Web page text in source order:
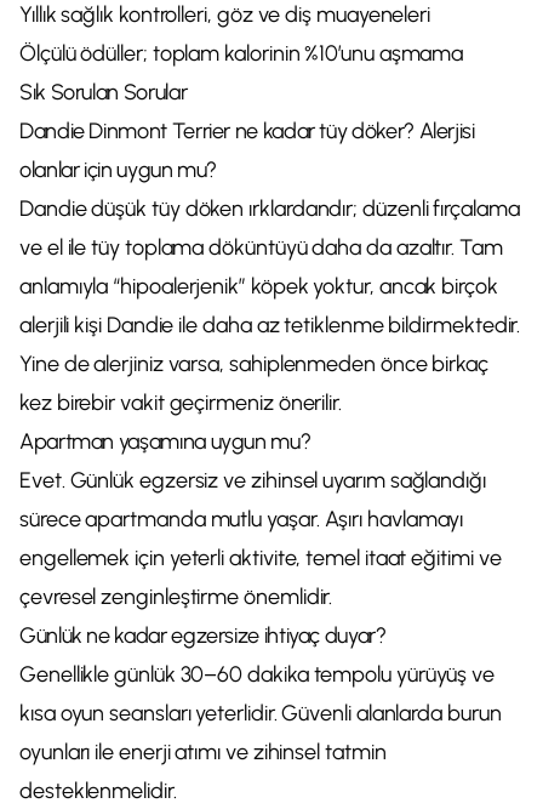
Yıllık sağlık kontrolleri, göz ve diş muayeneleri
Ölçülü ödüller; toplam kalorinin %10’unu aşmama
Sık Sorulan Sorular
Dandie Dinmont Terrier ne kadar tüy döker? Alerjisi
olanlar için uygun mu?
Dandie düşük tüy döken ırklardandır; düzenli fırçalama
ve el ile tüy toplama döküntüyü daha da azaltır. Tam
anlamıyla “hipoalerjenik” köpek yoktur, ancak birçok
alerjili kişi Dandie ile daha az tetiklenme bildirmektedir.
Yine de alerjiniz varsa, sahiplenmeden önce birkaç
kez birebir vakit geçirmeniz önerilir.
Apartman yaşamına uygun mu?
Evet. Günlük egzersiz ve zihinsel uyarım sağlandığı
sürece apartmanda mutlu yaşar. Aşırı havlamayı
engellemek için yeterli aktivite, temel itaat eğitimi ve
çevresel zenginleştirme önemlidir.
Günlük ne kadar egzersize ihtiyaç duyar?
Genellikle günlük 30–60 dakika tempolu yürüyüş ve
kısa oyun seansları yeterlidir. Güvenli alanlarda burun
oyunları ile enerji atımı ve zihinsel tatmin
desteklenmelidir.